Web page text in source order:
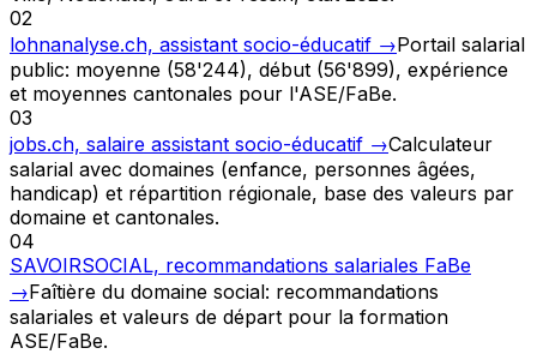
02
lohnanalyse.ch, assistant socio-éducatif →Portail salarial
public: moyenne (58'244), début (56'899), expérience
et moyennes cantonales pour l'ASE/FaBe.
03
jobs.ch, salaire assistant socio-éducatif →Calculateur
salarial avec domaines (enfance, personnes âgées,
handicap) et répartition régionale, base des valeurs par
domaine et cantonales.
04
SAVOIRSOCIAL, recommandations salariales FaBe
→Faîtière du domaine social: recommandations
salariales et valeurs de départ pour la formation
ASE/FaBe.